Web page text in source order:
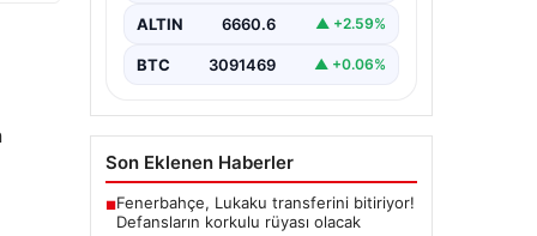
etmektedir. Günümüzde…
ALTIN 6660.6 ▲ +2.59%
BTC 3091469 ▲ +0.06%
Son Eklenen Haberler
■Fenerbahçe, Lukaku transferini bitiriyor!
Defansların korkulu rüyası olacak